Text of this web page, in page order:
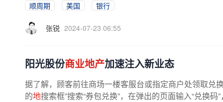
顺周期 美国 银行
张锐 2024-07-23 06:55
阳光股份商业地产加速注入新业态
据了解，顾客前往商场一楼客服台或指定商户处领取兑
的地搜索框”搜索“券包兑换”，在弹出的页面输入“兑换